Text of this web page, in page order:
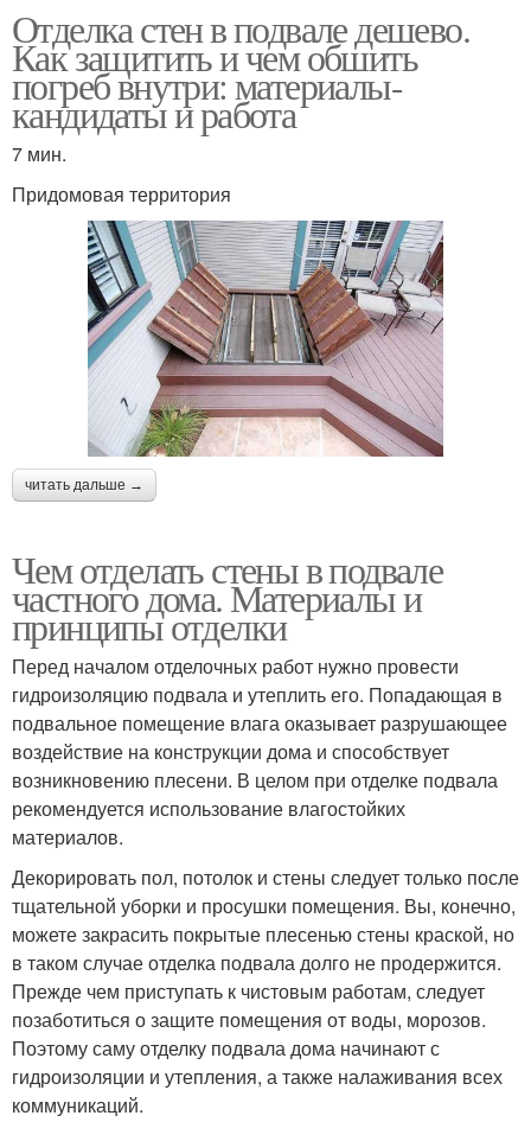
Отделка стен в подвале дешево.
Как защитить и чем обшить
погреб внутри: материалы-
кандидаты и работа
7 мин.
Придомовая территория
читать дальше →
Чем отделать стены в подвале
частного дома. Материалы и
принципы отделки
Перед началом отделочных работ нужно провести
гидроизоляцию подвала и утеплить его. Попадающая в
подвальное помещение влага оказывает разрушающее
воздействие на конструкции дома и способствует
возникновению плесени. В целом при отделке подвала
рекомендуется использование влагостойких
материалов.
Декорировать пол, потолок и стены следует только после
тщательной уборки и просушки помещения. Вы, конечно,
можете закрасить покрытые плесенью стены краской, но
в таком случае отделка подвала долго не продержится.
Прежде чем приступать к чистовым работам, следует
позаботиться о защите помещения от воды, морозов.
Поэтому саму отделку подвала дома начинают с
гидроизоляции и утепления, а также налаживания всех
коммуникаций.